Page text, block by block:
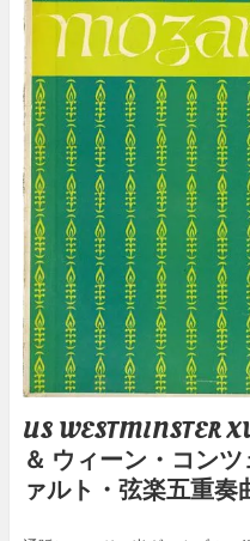
US WESTMINSTER
＆ ウィーン・コン
ァルト・弦楽五重奏